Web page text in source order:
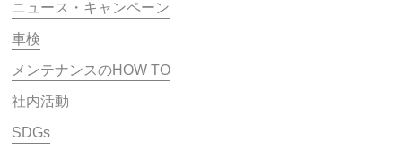
ニュース・キャンペーン
車検
メンテナンスのHOW TO
社内活動
SDGs